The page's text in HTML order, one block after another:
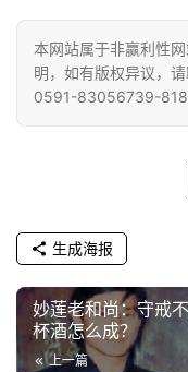
视
频
佛
教
艺
术
本网站属于非赢利性
明，如有版权异议，
0591-83056739-
生成海报
妙莲老和尚：守戒
杯酒怎么成？
上一篇